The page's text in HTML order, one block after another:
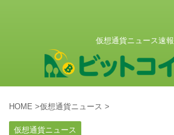
仮想通貨ニュース速報
HOME >仮想通貨ニュース >
仮想通貨ニュース